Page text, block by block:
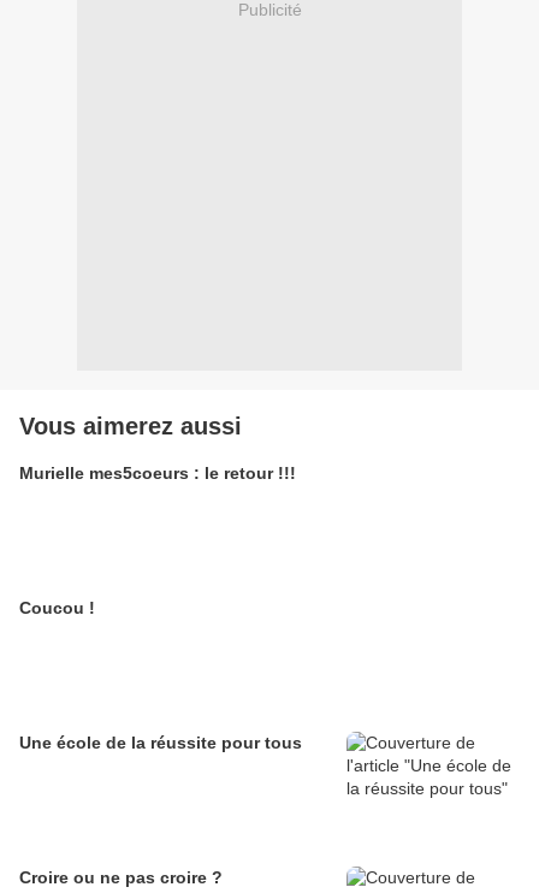
Publicité
Vous aimerez aussi
Murielle mes5coeurs : le retour !!!
Coucou !
Une école de la réussite pour tous
Croire ou ne pas croire ?